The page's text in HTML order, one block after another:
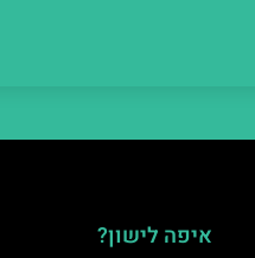
איפה לישון?